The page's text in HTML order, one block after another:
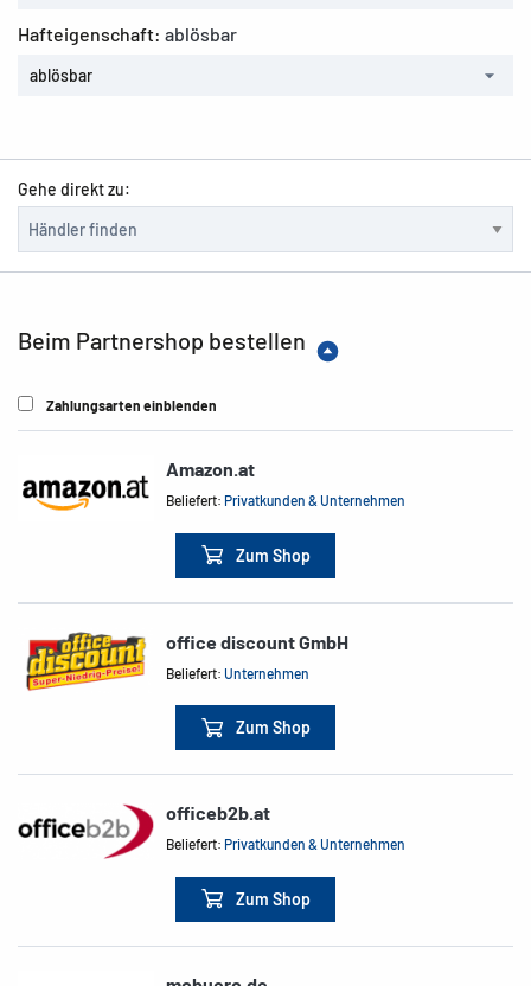
Hafteigenschaft: ablösbar
ablösbar
Gehe direkt zu:
Beim Partnershop bestellen
Zahlungsarten einblenden
Amazon.at
Beliefert:Privatkunden & Unternehmen
Zum Shop
office discount GmbH
Beliefert:Unternehmen
Zum Shop
officeb2b.at
Beliefert:Privatkunden & Unternehmen
Zum Shop